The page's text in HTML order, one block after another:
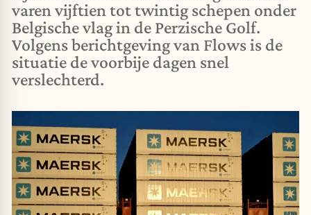
varen vijftien tot twintig schepen onder
Belgische vlag in de Perzische Golf.
Volgens berichtgeving van Flows is de
situatie de voorbije dagen snel
verslechterd.